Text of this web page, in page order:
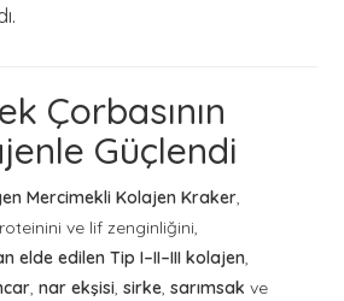
Çorbasının
Güçlendi
Mercimekli Kolajen Kraker,
ve lif zenginliğini,
elde edilen Tip I–II–III kolajen,
,nar ekşisi,sirke,sarımsak ve